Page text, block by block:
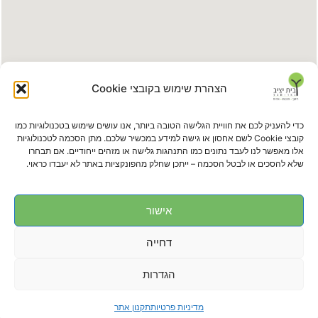
הצהרת שימוש בקובצי Cookie
כדי להעניק לכם את חוויית הגלישה הטובה ביותר, אנו עושים שימוש בטכנולוגיות כמו
קובצי Cookie לשם אחסון או גישה למידע במכשיר שלכם. מתן הסכמה לטכנולוגיות
אלו מאפשר לנו לעבד נתונים כמו התנהגות גלישה או מזהים ייחודיים. אם תבחרו
שלא להסכים או לבטל הסכמה – ייתכן שחלק מהפונקציות באתר לא יעבדו כראוי.
אישור
דחייה
הגדרות
מדיניות פרטיותתקנון אתר
עלינו ברשת